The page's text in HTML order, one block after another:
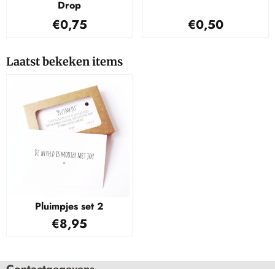
Drop
Prijs: 0,75
€0,75 Prijs: 0,50
€0,50
Laatst bekeken items
Pluimpjes set 2
€8,95